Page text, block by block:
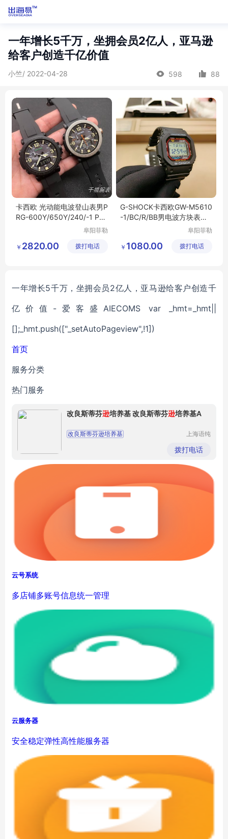
一年增长5千万，坐拥会员2亿人，亚马逊
给客户创造千亿价值
小竺/ 2022-04-28 598 88
卡西欧 光动能电波登山表男P
RG-600Y/650Y/240/-1 PR
阜阳菲勒
公司
￥ 2820.00 拨打电话
G-SHOCK卡西欧GW-M5610
-1/BC/R/BB男电波方块表抬
阜阳菲勒
公司
￥ 1080.00 拨打电话
一年增长5千万，坐拥会员2亿人，亚马逊给客户创造千
亿价值-爱客盛AIECOMS var _hmt=_hmt||
[];_hmt.push(["_setAutoPageview",!1])
首页
服务分类
热门服务
改良斯蒂芬逊培养基 改良斯蒂芬逊培养基A
改良斯蒂芬逊培养基
上海语纯
有限公司
拨打电话
云号系统
多店铺多账号信息统一管理
云服务器
安全稳定弹性高性能服务器